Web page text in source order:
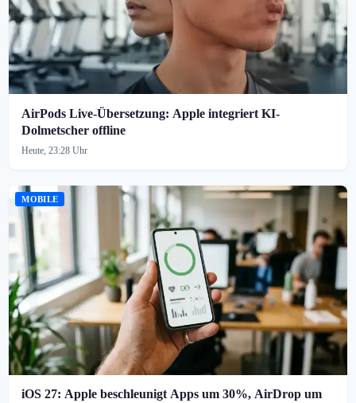
AirPods Live-Übersetzung: Apple integriert KI-
Dolmetscher offline
Heute, 23:28 Uhr
MOBILE
iOS 27: Apple beschleunigt Apps um 30%, AirDrop um